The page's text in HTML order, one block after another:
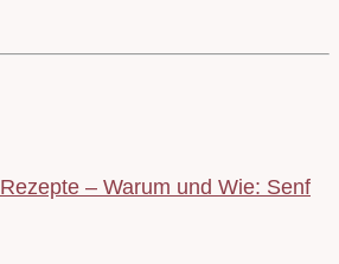
– Warum und Wie: Senf